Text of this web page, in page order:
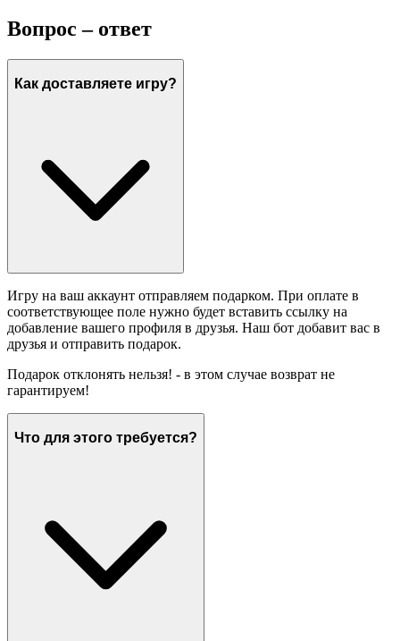
Вопрос – ответ
Как доставляете игру?
Игру на ваш аккаунт отправляем подарком. При оплате в
соответствующее поле нужно будет вставить ссылку на
добавление вашего профиля в друзья. Наш бот добавит вас в
друзья и отправить подарок.
Подарок отклонять нельзя! - в этом случае возврат не
гарантируем!
Что для этого требуется?